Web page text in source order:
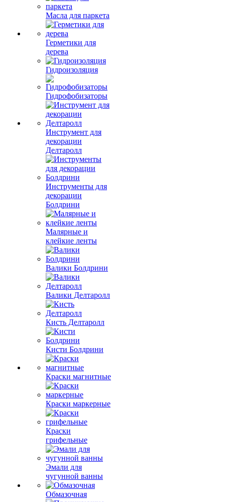
Масла для паркета
Герметики для
дерева
Гидроизоляция
Гидрофобизаторы
Инструмент для
декорации
Делтаролл
Инструменты для
декорации
Болдрини
Малярные и
клейкие ленты
Валики Болдрини
Валики Делтаролл
Кисть Делтаролл
Кисти Болдрини
Краски магнитные
Краски маркерные
Краски
грифельные
Эмали для
чугунной ванны
Обмазочная